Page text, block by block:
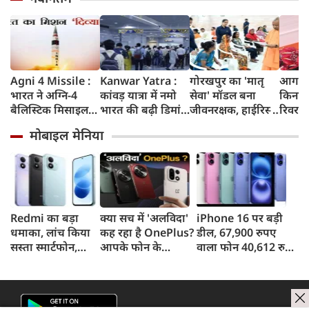
Agni 4 Missile :
भारत ने अग्नि-4
बैलिस्टिक मिसाइल
किया, 4,000 KM
तक मारक क्षमता
Kanwar Yatra :
कांवड़ यात्रा में नमो
भारत की बढ़ी डिमांड,
कई स्टेशनों पर 50%
तक बढ़ी यात्रियों की
संख्या
गोरखपुर का 'मातृ
सेवा' मॉडल बना
जीवनरक्षक, हाईरिस्क
इलाज से बची 77
जिंदगियां
आगरा
रिवर
करेगी
मोबाइल मेनिया
Redmi का बड़ा
धमाका, लांच किया
सस्ता स्मार्टफोन,
क्या सच में 'अलविदा'
कह रहा है OnePlus?
आपके फोन के
iPhone 16 पर बड़ी
डील, 67,900 रुपए
वाला फोन 40,612 रुपए